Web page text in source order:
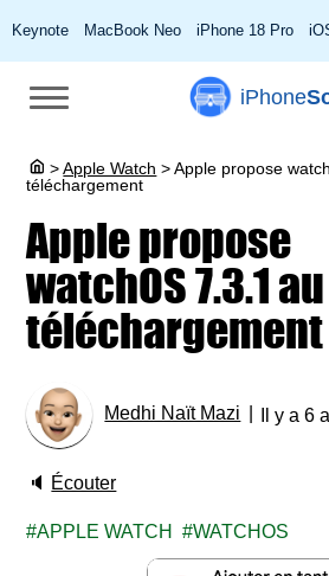
Keynote MacBook Neo iPhone 18 Pro
iPhone
> Apple Watch >Apple propose
téléchargement
Apple propose
watchOS 7.3.1 au
téléchargement
Medhi Naït Mazi Il y a 6
🔈 Écouter
APPLE WATCH WATCHOS